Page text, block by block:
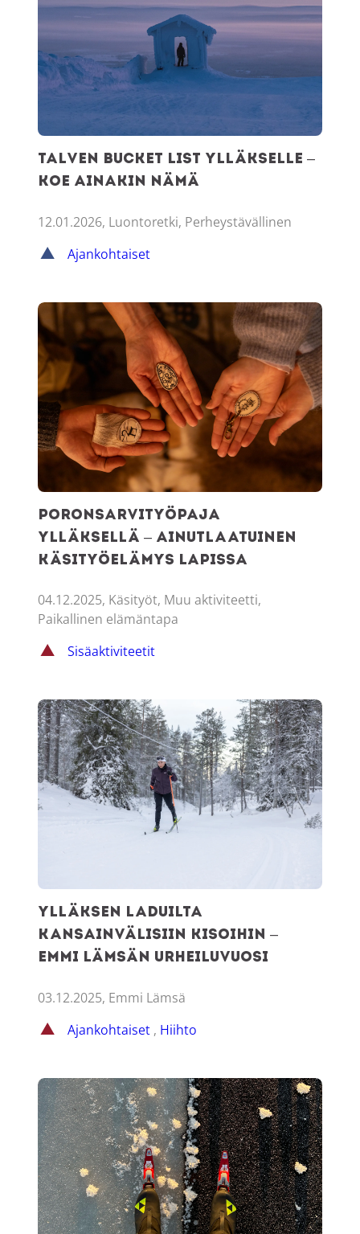
Talven bucket list Ylläkselle –
koe ainakin nämä
12.01.2026, Luontoretki, Perheystävällinen
Ajankohtaiset
Poronsarvityöpaja Ylläksellä – ainutlaatuinen
Poronsarvityöpaja
Ylläksellä – ainutlaatuinen
käsityöelämys Lapissa
04.12.2025, Käsityöt, Muu aktiviteetti,
Paikallinen elämäntapa
Sisäaktiviteetit
Ylläksen laduilta kansainvälisiin kisoihin – Emmi Lämsän
Ylläksen laduilta
kansainvälisiin kisoihin –
Emmi Lämsän urheiluvuosi
03.12.2025, Emmi Lämsä
Ajankohtaiset , Hiihto
Retkiluistelua luonnonjäillä – harvinainen elämys Ylläksellä